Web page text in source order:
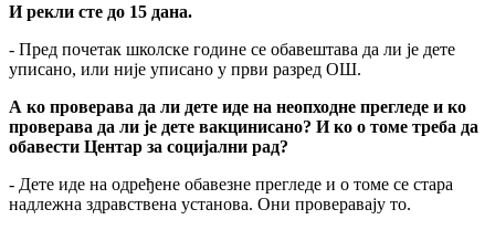
И рекли сте до 15 дана.
- Пред почетак школске године се обавештава да ли је дете
уписано, или није уписано у први разред ОШ.
А ко проверава да ли дете иде на неопходне прегледе и ко
проверава да ли је дете вакцинисано? И ко о томе треба да
обавести Центар за социјални рад?
- Дете иде на одређене обавезне прегледе и о томе се стара
надлежна здравствена установа. Они проверавају то.